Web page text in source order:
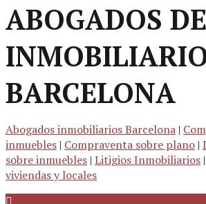
ABOGADOS
BARCELONA
Abogados inmobiliarios Barcelona |
inmuebles | Compraventa sobre plano |
sobre inmuebles | Litigios Inmobiliarios |
viviendas y locales